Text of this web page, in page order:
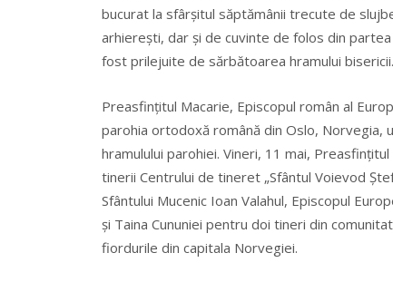
bucurat la sfârşitul săptămânii trecute de
arhiereşti, dar şi de cuvinte de folos din
fost prilejuite de sărbătoarea hramului bisericii.
Preasfinţitul Macarie, Episcopul român al
parohia ortodoxă română din Oslo,
hramulului parohiei. Vineri, 11 mai,
tinerii Centrului de tineret „Sfântul Voievod
Sfântului Mucenic Ioan Valahul, Episcopul
şi Taina Cununiei pentru doi tineri din
fiordurile din capitala Norvegiei.